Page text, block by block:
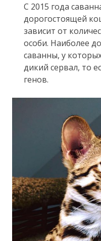
С 2015 года
дорогостоящей
зависит от
особи. Наиболее
саванны, у
дикий сервал, то
генов.